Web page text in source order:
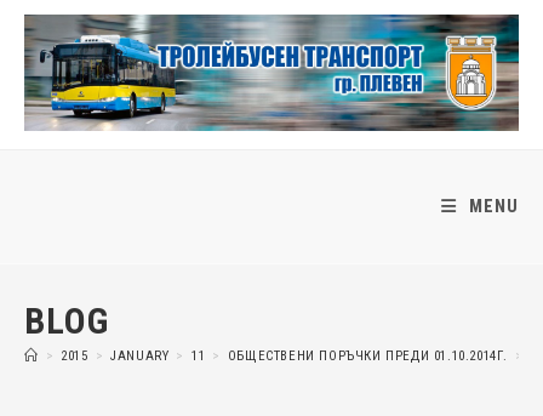
Skip
content
MENU
BLOG
> 2015 > JANUARY > 11 > ОБЩЕСТВЕНИ ПОРЪЧКИ ПРЕДИ 01.10.2014Г. >